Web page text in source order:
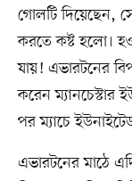
গোলটি দিয়েছেন,
করতে কষ্ট হলো।
যায়! এভারটনের
করেন ম্যানচেস্টার
পর ম্যাচে
এভারটনের মাঠে